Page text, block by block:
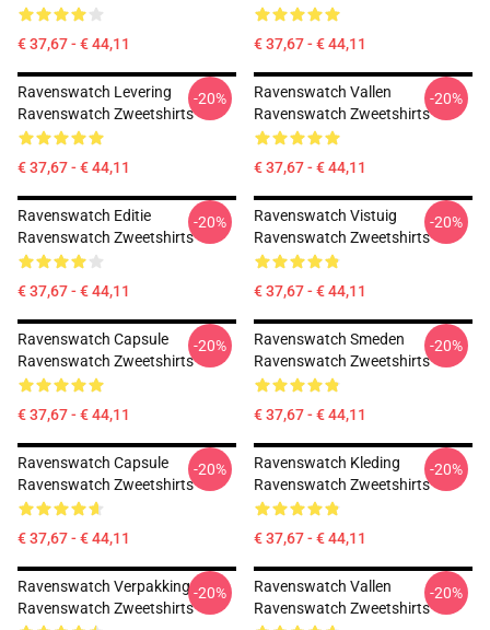
€ 37,67 - € 44,11 € 37,67 - € 44,11
Ravenswatch Levering
Ravenswatch Zweetshirts
€ 37,67 - € 44,11
-20%
Ravenswatch Vallen
Ravenswatch Zweetshirts
€ 37,67 - € 44,11
-20%
Ravenswatch Editie
Ravenswatch Zweetshirts
€ 37,67 - € 44,11
-20%
Ravenswatch Vistuig
Ravenswatch Zweetshirts
€ 37,67 - € 44,11
-20%
Ravenswatch Capsule
Ravenswatch Zweetshirts
€ 37,67 - € 44,11
-20%
Ravenswatch Smeden
Ravenswatch Zweetshirts
€ 37,67 - € 44,11
-20%
Ravenswatch Capsule
Ravenswatch Zweetshirts
€ 37,67 - € 44,11
-20%
Ravenswatch Kleding
Ravenswatch Zweetshirts
€ 37,67 - € 44,11
-20%
Ravenswatch Verpakking
Ravenswatch Zweetshirts
-20%
Ravenswatch Vallen
Ravenswatch Zweetshirts
-20%